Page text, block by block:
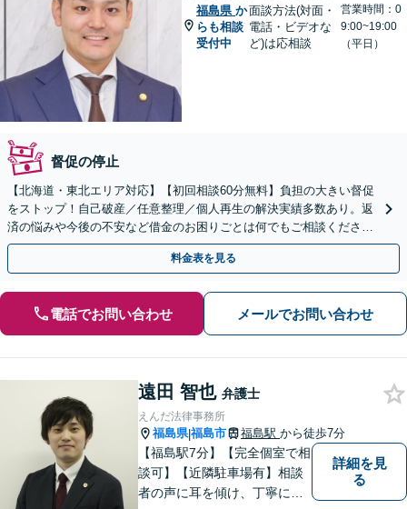
福島県 か
らも相談
受付中
面談方法(対面・
電話・ビデオな
ど)は応相談
営業時間：0
9:00~19:00
（平日）
督促の停止
【北海道・東北エリア対応】【初回相談60分無料】負担の大きい督促
をストップ！自己破産／任意整理／個人再生の解決実績多数あり。返
済の悩みや今後の不安など借金のお困りごとは何でもご相談くださ
い。依頼者さまにとって最善の解決をご提案【土曜も営業】
料金表を見る
電話でお問い合わせ メールでお問い合わせ
遠田 智也 弁護士
えんだ法律事務所
福島県|福島市 福島駅 から徒歩7分
【福島駅7分】【完全個室で相
談可】【近隣駐車場有】相談
者の声に耳を傾け、丁寧にわ
詳細を見
る